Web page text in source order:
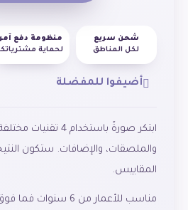
شحن سريع
لكل المناطق
منظومة دفع
لحماية
أضيفوا للمفضلة
ابتكر صورةً باستخدام 4
والملصقات، والإضافات. ستكون
المقاييس.
مناسب للأعمار من 6 سنوات فما فوق